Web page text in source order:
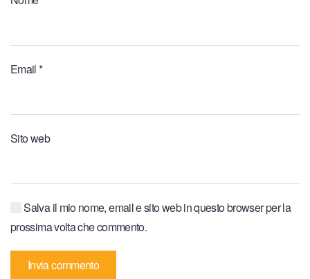
Email*
Sito web
Salva il mio nome, email e sito web in questo browser per la
prossima volta che commento.
Invia commento